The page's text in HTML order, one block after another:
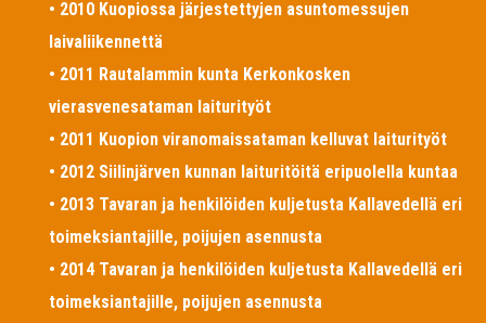
• 2010 Kuopiossa järjestettyjen asuntomessujen
laivaliikennettä
• 2011 Rautalammin kunta Kerkonkosken
vierasvenesataman laiturityöt
• 2011 Kuopion viranomaissataman kelluvat laiturityöt
• 2012 Siilinjärven kunnan laituritöitä eripuolella kuntaa
• 2013 Tavaran ja henkilöiden kuljetusta Kallavedellä eri
toimeksiantajille, poijujen asennusta
• 2014 Tavaran ja henkilöiden kuljetusta Kallavedellä eri
toimeksiantajille, poijujen asennusta